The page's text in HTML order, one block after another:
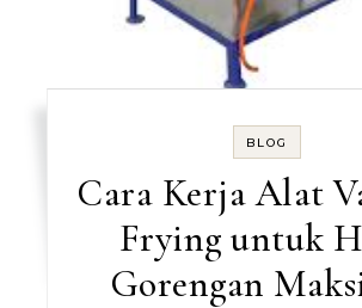
BLOG
Cara Kerja Alat
Frying untuk
Gorengan